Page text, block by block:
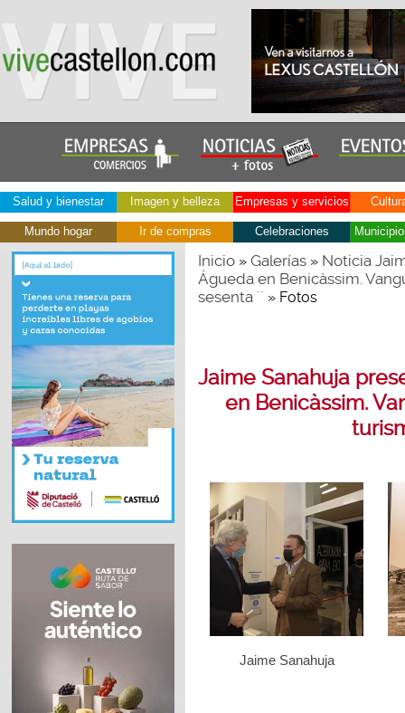
Salud y bienestar Imagen y belleza Empresas y servicios
Mundo hogar Ir de compras Celebraciones
Inicio» Galerías» Noticia
Águeda en Benicàssim.
sesenta ´´ » Fotos
Jaime Sanahuja
en Benicàssim.
Jaime Sanahuja